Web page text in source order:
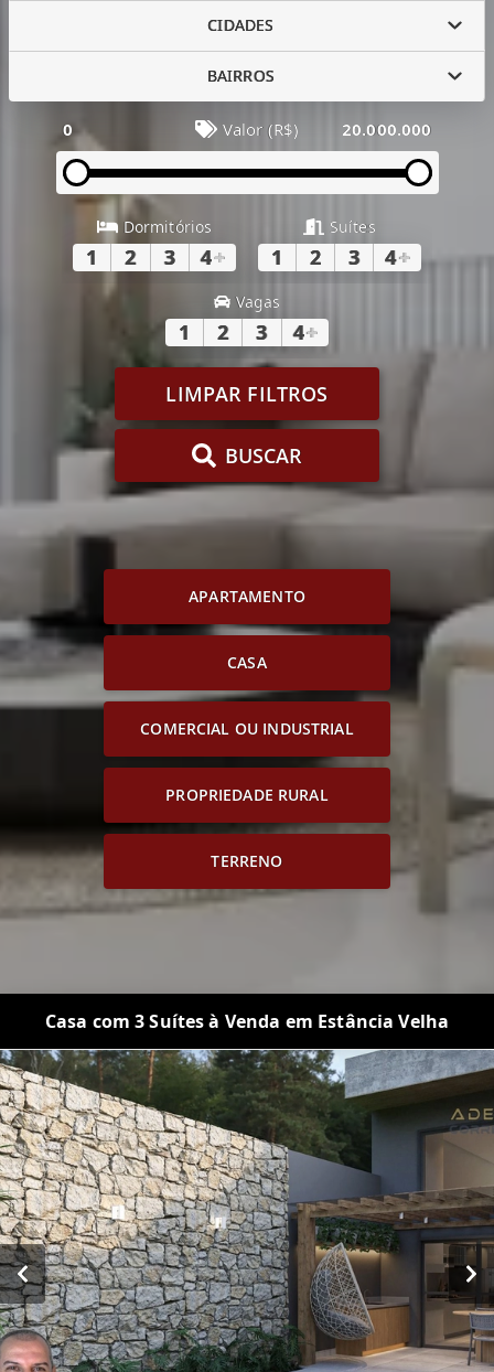
CIDADES
BAIRROS
0 Valor (R$) 20.000.000
Dormitórios
1 2 3 4+
Suítes
1 2 3 4+
Vagas
1 2 3 4+
LIMPAR FILTROS
BUSCAR
APARTAMENTO
CASA
COMERCIAL OU INDUSTRIAL
PROPRIEDADE RURAL
TERRENO
Casa com 3 Suítes à Venda em Estância Velha